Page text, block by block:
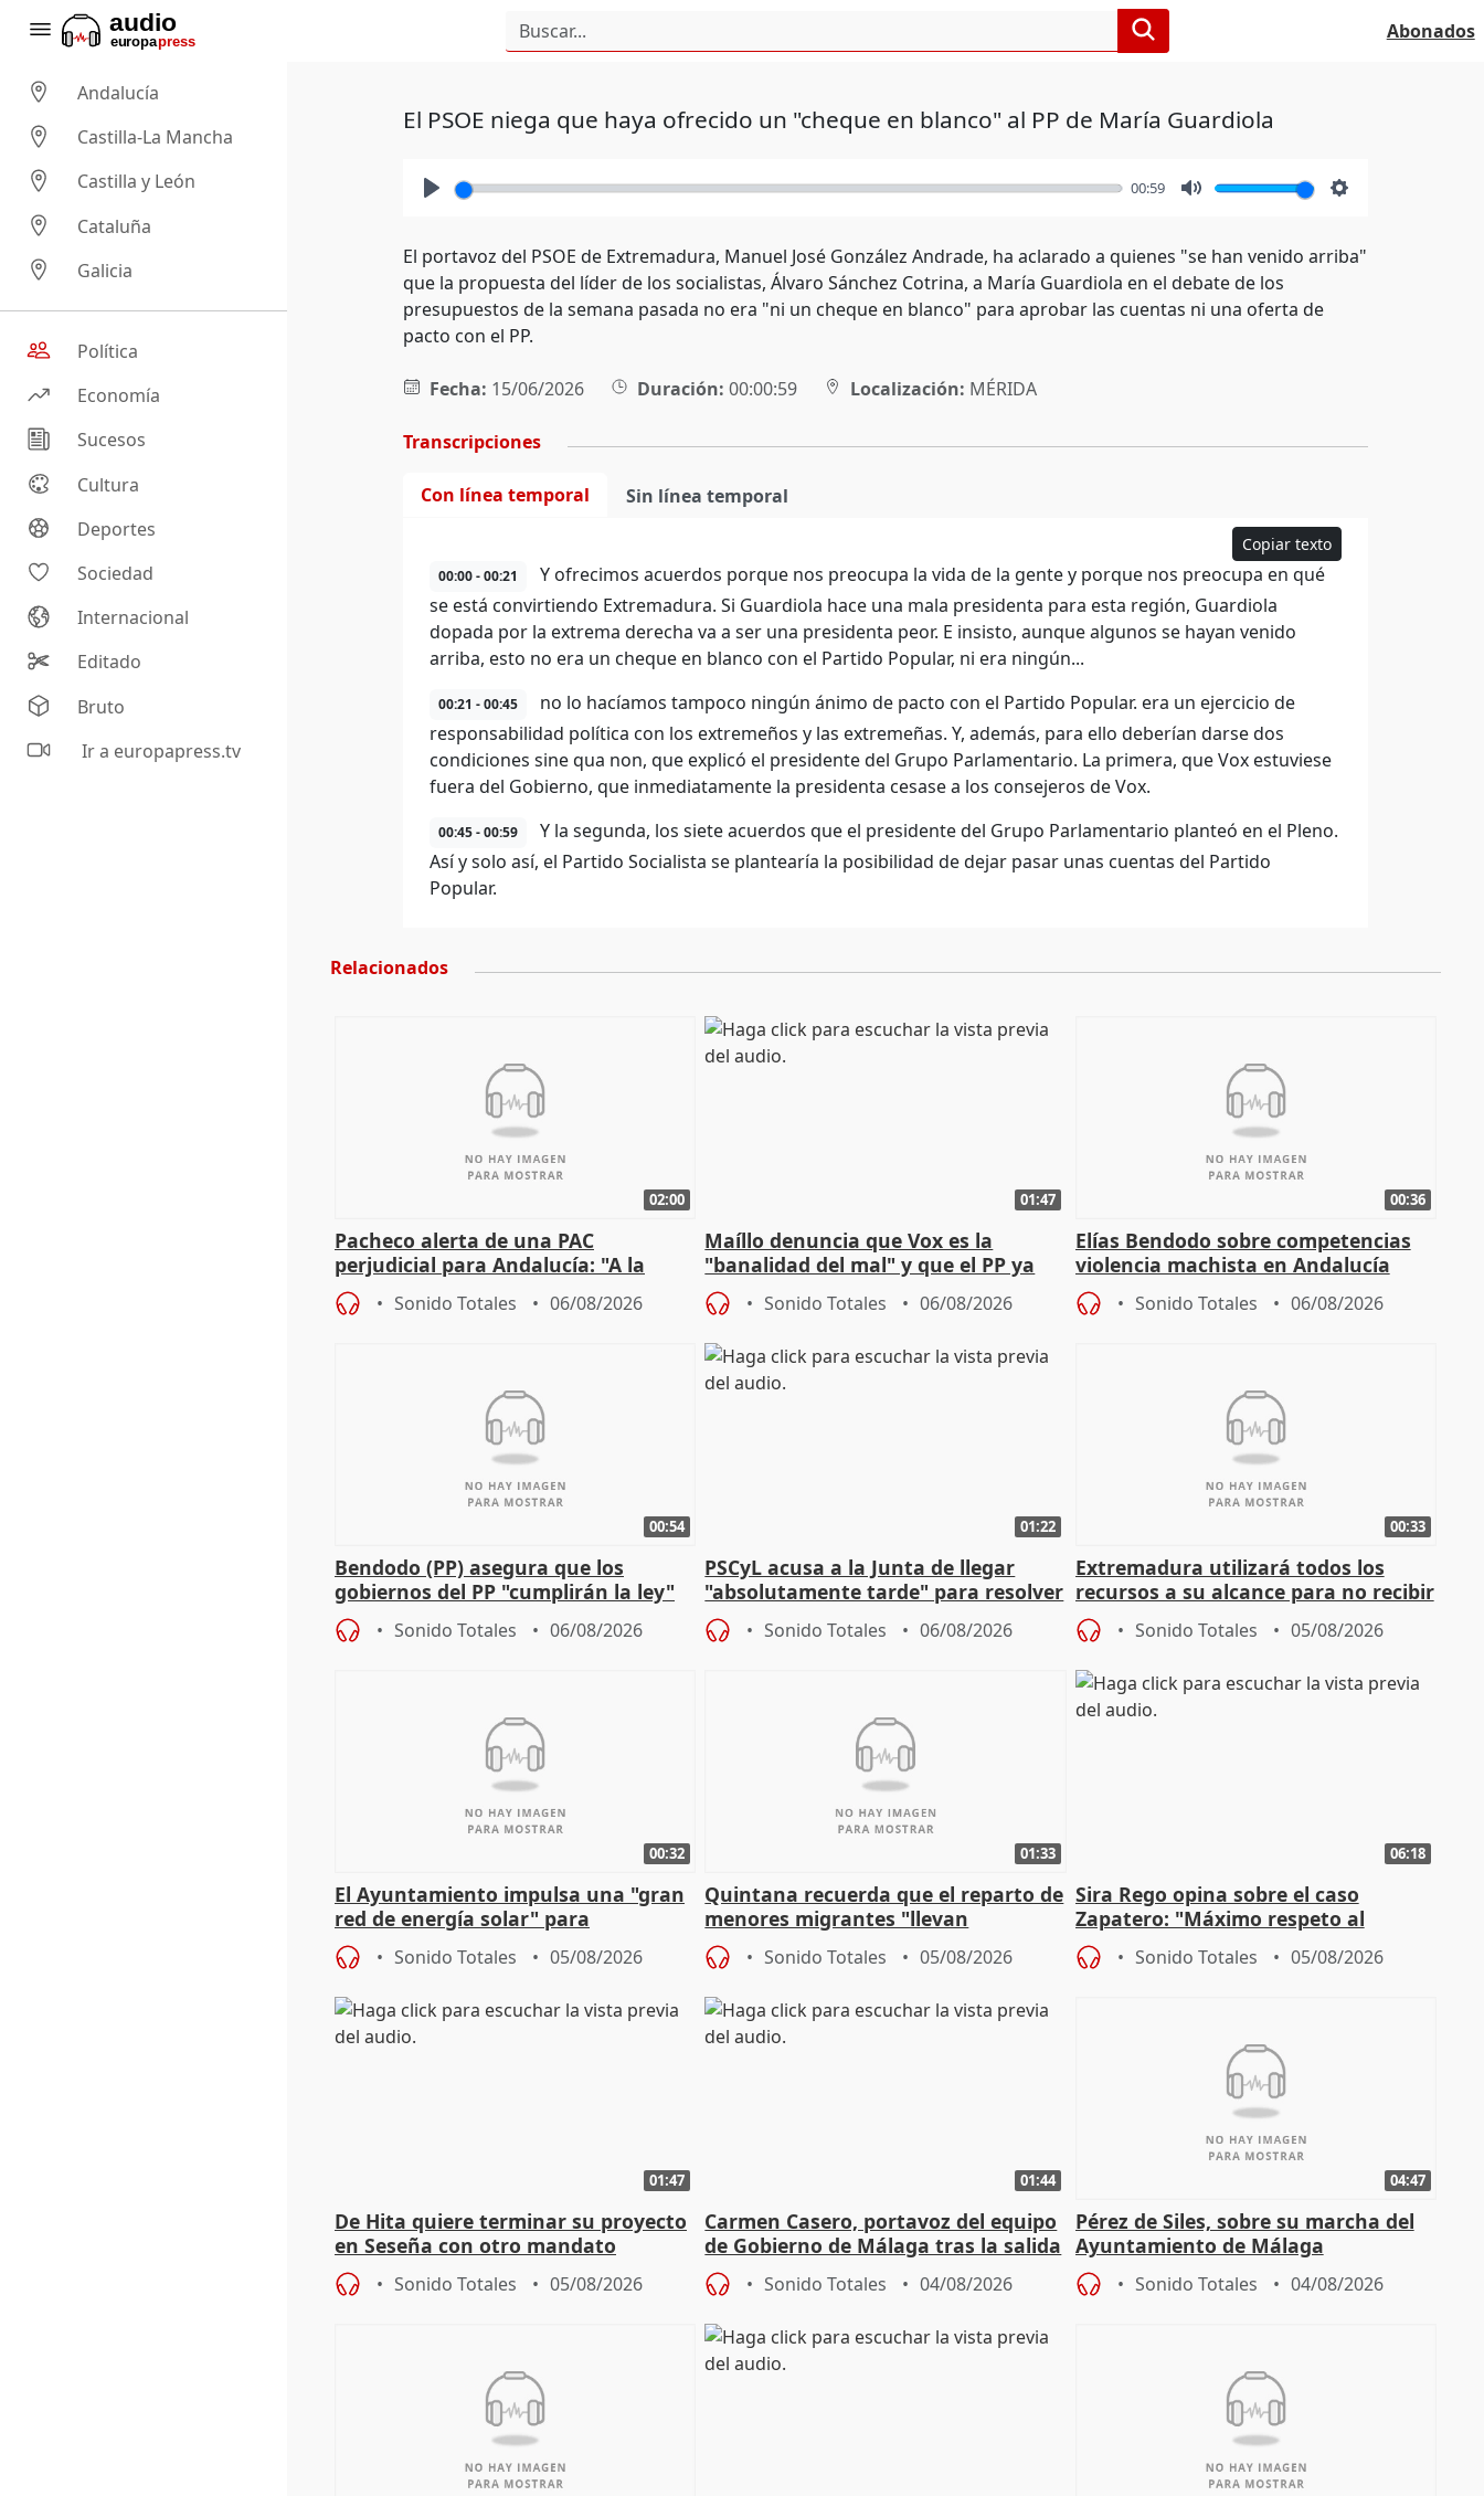
Abonados
Andalucía
Castilla-La Mancha
Castilla y León
Cataluña
Galicia
Política
Economía
Sucesos
Cultura
Deportes
Sociedad
Internacional
Editado
Bruto
Ir a europapress.tv
El PSOE niega que haya ofrecido un "cheque en blanco" al PP de María Guardiola
00:59
El portavoz del PSOE de Extremadura, Manuel José González Andrade, ha aclarado a quienes "se han venido arriba"
que la propuesta del líder de los socialistas, Álvaro Sánchez Cotrina, a María Guardiola en el debate de los
presupuestos de la semana pasada no era "ni un cheque en blanco" para aprobar las cuentas ni una oferta de
pacto con el PP.
Fecha: 15/06/2026 Duración: 00:00:59 Localización: MÉRIDA
Transcripciones
Con línea temporal Sin línea temporal
Copiar texto
00:00 - 00:21
Y ofrecimos acuerdos porque nos preocupa la vida de la gente y porque nos preocupa en qué
se está convirtiendo Extremadura. Si Guardiola hace una mala presidenta para esta región, Guardiola
dopada por la extrema derecha va a ser una presidenta peor. E insisto, aunque algunos se hayan venido
arriba, esto no era un cheque en blanco con el Partido Popular, ni era ningún...
00:21 - 00:45
no lo hacíamos tampoco ningún ánimo de pacto con el Partido Popular. era un ejercicio de
responsabilidad política con los extremeños y las extremeñas. Y, además, para ello deberían darse dos
condiciones sine qua non, que explicó el presidente del Grupo Parlamentario. La primera, que Vox estuviese
fuera del Gobierno, que inmediatamente la presidenta cesase a los consejeros de Vox.
00:45 - 00:59
Y la segunda, los siete acuerdos que el presidente del Grupo Parlamentario planteó en el Pleno.
Así y solo así, el Partido Socialista se plantearía la posibilidad de dejar pasar unas cuentas del Partido
Popular.
Relacionados
02:00
Pacheco alerta de una PAC
perjudicial para Andalucía: "A la
agricultura hay que protegerla"
Sonido Totales 06/08/2026
01:47
Maíllo denuncia que Vox es la
"banalidad del mal" y que el PP ya
asume todas sus tesis
Sonido Totales 06/08/2026
00:36
Elías Bendodo sobre competencias
violencia machista en Andalucía
Sonido Totales 06/08/2026
00:54
Bendodo (PP) asegura que los
gobiernos del PP "cumplirán la ley"
sobre los menores migrantes
Sonido Totales 06/08/2026
01:22
PSCyL acusa a la Junta de llegar
"absolutamente tarde" para resolver
problemas como Newcastle
Sonido Totales 06/08/2026
00:33
Extremadura utilizará todos los
recursos a su alcance para no recibir
más menores migrantes
Sonido Totales 05/08/2026
00:32
El Ayuntamiento impulsa una "gran
red de energía solar" para
autoconsumo
Sonido Totales 05/08/2026
01:33
Quintana recuerda que el reparto de
menores migrantes "llevan
aportación del Gobierno" central
Sonido Totales 05/08/2026
06:18
Sira Rego opina sobre el caso
Zapatero: "Máximo respeto al
proceso judicial"
Sonido Totales 05/08/2026
01:47
De Hita quiere terminar su proyecto
en Seseña con otro mandato
Sonido Totales 05/08/2026
01:44
Carmen Casero, portavoz del equipo
de Gobierno de Málaga tras la salida
de Pérez de Siles
Sonido Totales 04/08/2026
04:47
Pérez de Siles, sobre su marcha del
Ayuntamiento de Málaga
Sonido Totales 04/08/2026